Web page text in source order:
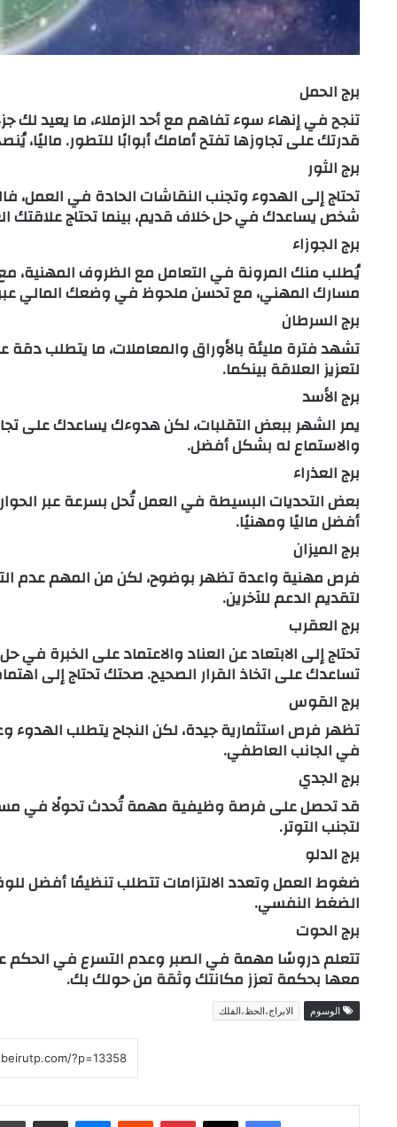
برج الحمل
تنجح في إنهاء سوء تفاهم مع أحد الزملاء، ما يعيد لك
قدرتك على تجاوزها تفتح أمامك أبوابًا للتطور. ماليًا،
برج الثور
تحتاج إلى الهدوء وتجنب النقاشات الحادة في
شخص يساعدك في حل خلاف قديم، بينما تحتاج علاقتك
برج الجوزاء
يُطلب منك المرونة في التعامل مع الظروف المهنية، مع
مسارك المهني، مع تحسن ملحوظ في وضعك المالي
برج السرطان
تشهد فترة مليئة بالأوراق والمعاملات، ما يتطلب دقة
لتعزيز العلاقة بينكما.
برج الأسد
يمر الشهر ببعض التقلبات، لكن هدوءك يساعدك على
والاستماع له بشكل أفضل.
برج العذراء
بعض التحديات البسيطة في العمل تُحل بسرعة عبر
أفضل ماليًا ومهنيًا.
برج الميزان
فرص مهنية واعدة تظهر بوضوح، لكن من المهم عدم
لتقديم الدعم للآخرين.
برج العقرب
تحتاج إلى الابتعاد عن العناد والاعتماد على الخبرة
تساعدك على اتخاذ القرار الصحيح. صحتك تحتاج إلى
برج القوس
تظهر فرص استثمارية جيدة، لكن النجاح يتطلب
في الجانب العاطفي.
برج الجدي
قد تحصل على فرصة وظيفية مهمة تُحدث تحولًا في
لتجنب التوتر.
برج الدلو
ضغوط العمل وتعدد الالتزامات تتطلب تنظيمًا أفضل
الضغط النفسي.
برج الحوت
تتعلم دروسًا مهمة في الصبر وعدم التسرع في الحكم
معها بحكمة تعزز مكانتك وثقة من حولك بك.
الوسوم الابراج،الحظ،الفلك
فيسبوك ‫X بينتيريست
‏Reddit ماسنجر مشاركة عبر البريد